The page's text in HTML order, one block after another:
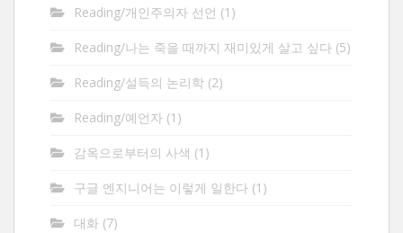
Reading/개인주의자 선언 (1)
Reading/나는 죽을 때까지 재미있게 살고 싶다 (5)
Reading/설득의 논리학 (2)
Reading/예언자 (1)
감옥으로부터의 사색 (1)
구글 엔지니어는 이렇게 일한다 (1)
대화 (7)